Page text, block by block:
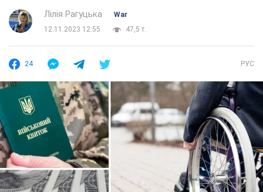
Лілія Рагуцька
War
12.11.2023 12:55
47,5 т.
24 РУС